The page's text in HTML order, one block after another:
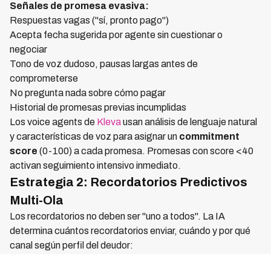
Señales de promesa evasiva:
Respuestas vagas ("sí, pronto pago")
Acepta fecha sugerida por agente sin cuestionar o
negociar
Tono de voz dudoso, pausas largas antes de
comprometerse
No pregunta nada sobre cómo pagar
Historial de promesas previas incumplidas
Los voice agents de Klevausan análisis de lenguaje natural
y características de voz para asignar un commitment
score (0-100) a cada promesa. Promesas con score <40
activan seguimiento intensivo inmediato.
Estrategia 2: Recordatorios Predictivos
Multi-Ola
Los recordatorios no deben ser "uno a todos". La IA
determina cuántos recordatorios enviar, cuándo y por qué
canal según perfil del deudor: